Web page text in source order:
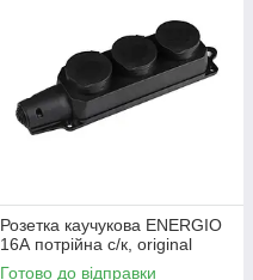
Розетка каучукова ENERGIO
16А потрійна с/к, original
Готово до відправки